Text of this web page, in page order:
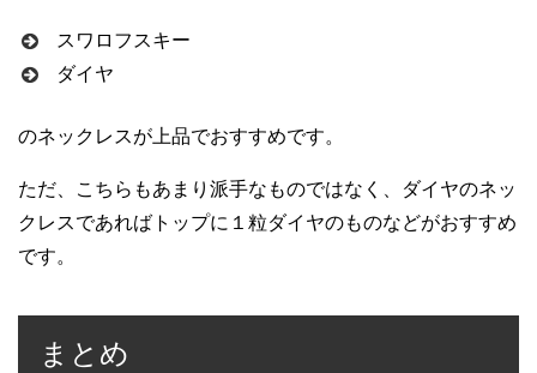
スワロフスキー
ダイヤ
のネックレスが上品でおすすめです。
ただ、こちらもあまり派手なものではなく、ダイヤのネッ
クレスであればトップに１粒ダイヤのものなどがおすすめ
です。
まとめ